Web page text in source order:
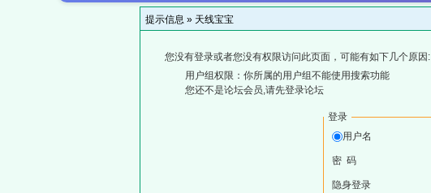
提示信息 » 天线宝宝
您没有登录或者您没有权限访问此页面，可能有如下几个原因:
用户组权限：你所属的用户组不能使用搜索功能
您还不是论坛会员,请先登录论坛
登录
用户名
密 码
隐身登录